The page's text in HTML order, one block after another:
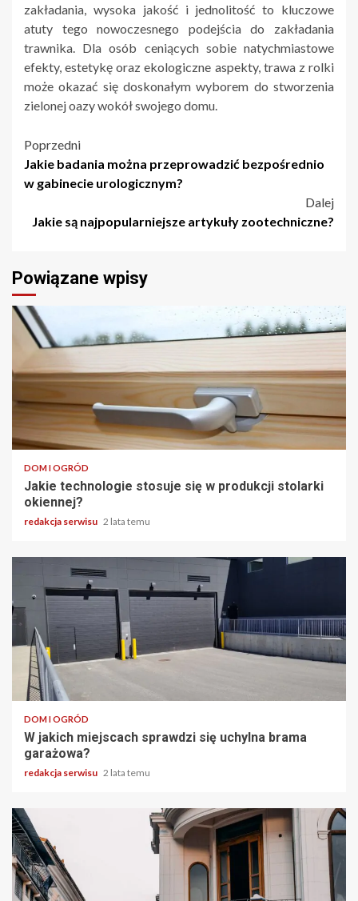
zakładania, wysoka jakość i jednolitość to kluczowe
atuty tego nowoczesnego podejścia do zakładania
trawnika. Dla osób ceniących sobie natychmiastowe
efekty, estetykę oraz ekologiczne aspekty, trawa z rolki
może okazać się doskonałym wyborem do stworzenia
zielonej oazy wokół swojego domu.
Nawigacja
wpisu
Poprzedni
Jakie badania można przeprowadzić bezpośrednio
w gabinecie urologicznym?
Dalej
Jakie są najpopularniejsze artykuły zootechniczne?
Powiązane wpisy
3 min odczytu
DOM I OGRÓD
Jakie technologie stosuje się w produkcji stolarki
okiennej?
redakcja serwisu 2 lata temu
2 min odczytu
DOM I OGRÓD
W jakich miejscach sprawdzi się uchylna brama
garażowa?
redakcja serwisu 2 lata temu